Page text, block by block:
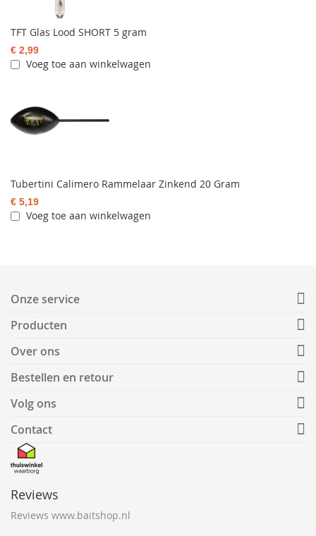
TFT Glas Lood SHORT 5 gram
€ 2,99
Voeg toe aan winkelwagen
Tubertini Calimero Rammelaar Zinkend 20 Gram
€ 5,19
Voeg toe aan winkelwagen
Onze service
Producten
Over ons
Bestellen en retour
Volg ons
Contact
Reviews
Reviews www.baitshop.nl